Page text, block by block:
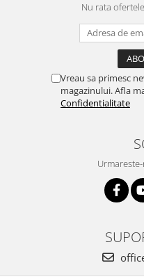
Nu rata
Vreau sa primesc
magazinului. Afla
Confidentialitate